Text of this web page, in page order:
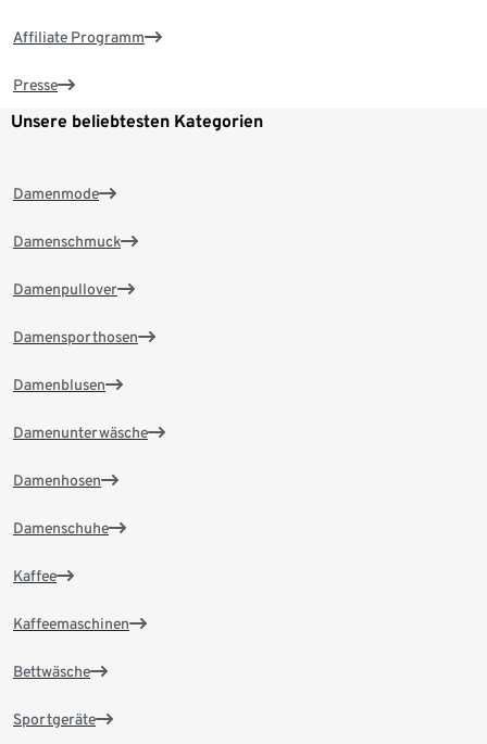
Affiliate Programm
Presse
Unsere beliebtesten Kategorien
Damenmode
Damenschmuck
Damenpullover
Damensporthosen
Damenblusen
Damenunterwäsche
Damenhosen
Damenschuhe
Kaffee
Kaffeemaschinen
Bettwäsche
Sportgeräte